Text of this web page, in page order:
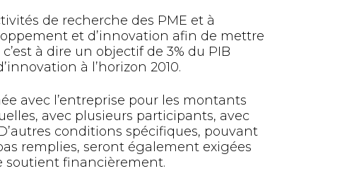
de recherche des PME et à
et d’innovation afin de mettre
à dire un objectif de 3% du PIB
à l’horizon 2010.
avec l’entreprise pour les montants
avec plusieurs participants, avec
conditions spécifiques, pouvant
remplies, seront également exigées
soutient financièrement.